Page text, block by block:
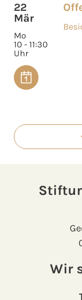
22
Mär
Mo
10 - 11:30
Uhr
Wir